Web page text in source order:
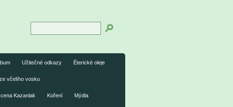
Užitečné odkazy Éterické oleje
včelího vosku
Kazanlak Koření Mýdla